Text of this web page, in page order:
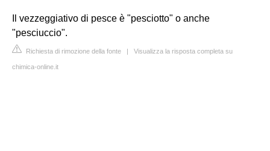
Il vezzeggiativo di pesce è "pesciotto" o anche
"pesciuccio".
Richiesta di rimozione della fonte | Visualizza la risposta completa su
chimica-online.it